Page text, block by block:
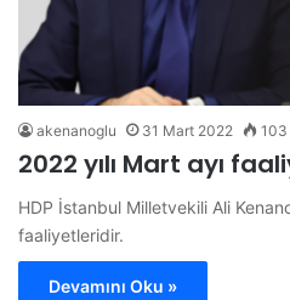
akenanoglu 31 Mart 2022 103
2022 yılı Mart ayı
HDP İstanbul Milletvekili Ali
faaliyetleridir.
Devamını Oku »